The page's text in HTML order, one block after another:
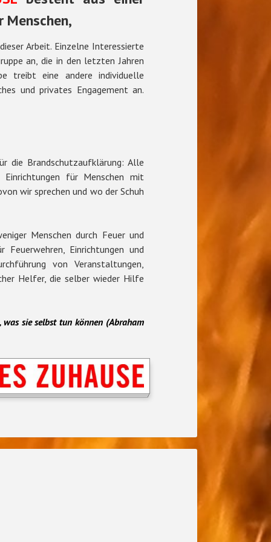
Arbeit. Einzelne Interessierte
an, die in den letzten Jahren
treibt eine andere individuelle
und privates Engagement an.
die Brandschutzaufklärung: Alle
Einrichtungen für Menschen mit
wir sprechen und wo der Schuh
Menschen durch Feuer und
Einrichtungen und
von Veranstaltungen,
Helfer, die selber wieder Hilfe
was sieselbsttun können (Abraham